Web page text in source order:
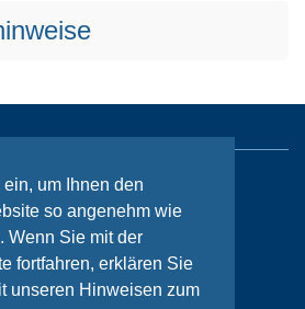
um Ihnen den
so angenehm wie
Wenn Sie mit der
fortfahren, erklären Sie
unseren Hinweisen zum
Sitemap
Kontakt
Impressum